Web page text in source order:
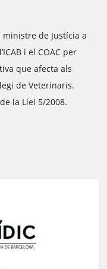
de Justícia a
i el COAC per
que afecta als
de Veterinaris.
la Llei 5/2008.